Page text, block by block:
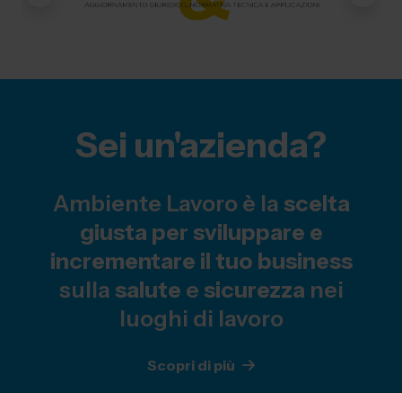
Sei un'azienda?
Ambiente Lavoro è la scelta
giusta per sviluppare e
incrementare il tuo business
sulla salute e sicurezza nei
luoghi di lavoro
Scopri di più